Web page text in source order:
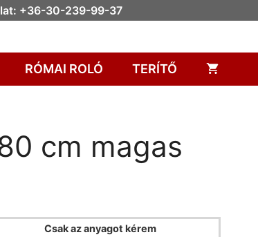
+36-30-239-99-37
RÓMAI ROLÓ TERÍTŐ
cm magas
Csak az anyagot kérem